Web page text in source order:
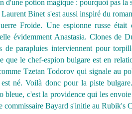
d'une potion magique : pourquoi pas la
Laurent Binet s'est aussi inspiré du
Froide. Une espionne russe
évidemment Anastasia. Clones de
de parapluies interviennent pour
que le chef-espion bulgare est en
Tzetan Todorov qui signale au
né. Voilà donc pour la piste
bleue, c'est la providence qui les
commissaire Bayard s'initie au Rubik's